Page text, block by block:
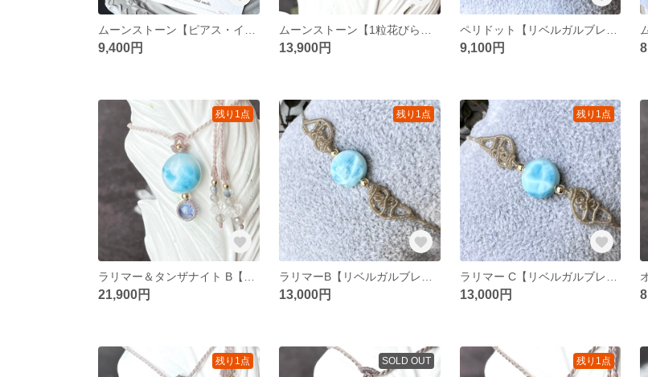
9,400円 13,900円 9,100円
残り1点
21,900円
残り1点
13,000円
残り1点
13,000円
残り1点 SOLD OUT 残り1点